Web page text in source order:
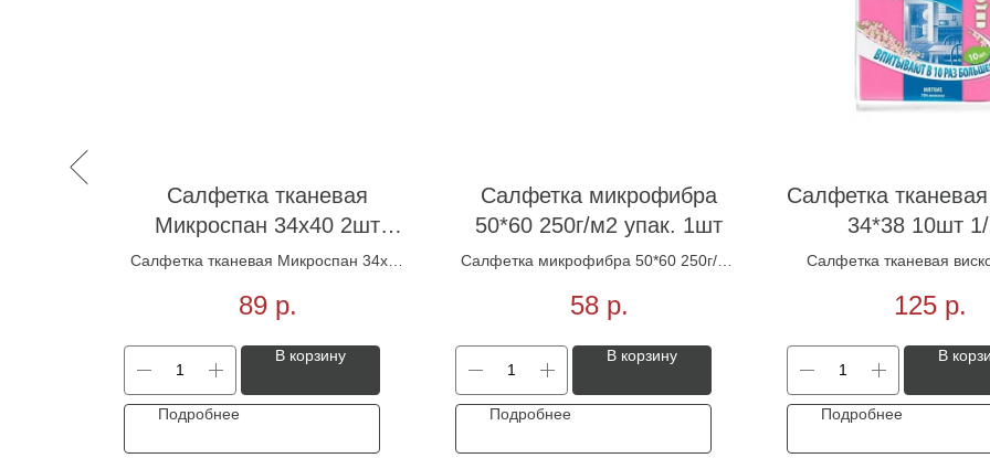
Салфетка тканевая
Микроспан 34х40 2шт
желтая
Салфетка тканевая Микроспан 34х40
89 р.
В корзину
Подробнее
Салфетка микрофибра
50*60 250г/м2 упак. 1шт
Салфетка микрофибра 50*60 250г/м2
58 р.
В корзину
Подробнее
Салфетка
34*38 10шт
Салфетка тканевая
125 р.
В
Подробнее